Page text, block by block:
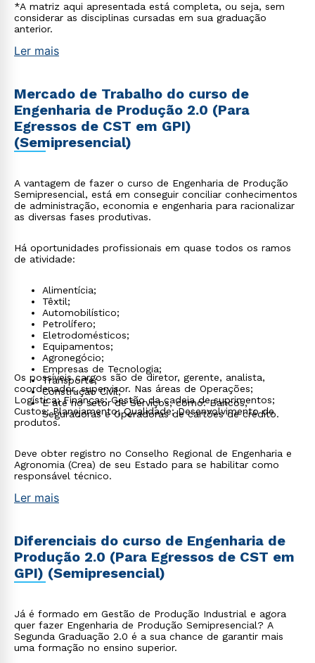
*A matriz aqui apresentada está completa, ou seja, sem
considerar as disciplinas cursadas em sua graduação
anterior.
Ler mais
Mercado de Trabalho do curso de
Engenharia de Produção 2.0 (Para
Egressos de CST em GPI)
(Semipresencial)
A vantagem de fazer o curso de Engenharia de Produção
Semipresencial, está em conseguir conciliar conhecimentos
de administração, economia e engenharia para racionalizar
as diversas fases produtivas.
Há oportunidades profissionais em quase todos os ramos
de atividade:
Alimentícia;
Têxtil;
Automobilístico;
Petrolífero;
Eletrodomésticos;
Equipamentos;
Agronegócio;
Empresas de Tecnologia;
Transporte;
Construção Civil;
E até no setor de Serviços, como: Bancos,
Seguradoras e Operadoras de cartões de crédito.
Os possíveis cargos são de diretor, gerente, analista,
coordenador, supervisor. Nas áreas de Operações;
Logística; Finanças; Gestão da cadeia de suprimentos;
Custos; Planejamento; Qualidade; Desenvolvimento de
produtos.
Deve obter registro no Conselho Regional de Engenharia e
Agronomia (Crea) de seu Estado para se habilitar como
responsável técnico.
Ler mais
Diferenciais do curso de Engenharia de
Produção 2.0 (Para Egressos de CST em
GPI) (Semipresencial)
Já é formado em Gestão de Produção Industrial e agora
quer fazer Engenharia de Produção Semipresencial? A
Segunda Graduação 2.0 é a sua chance de garantir mais
uma formação no ensino superior.